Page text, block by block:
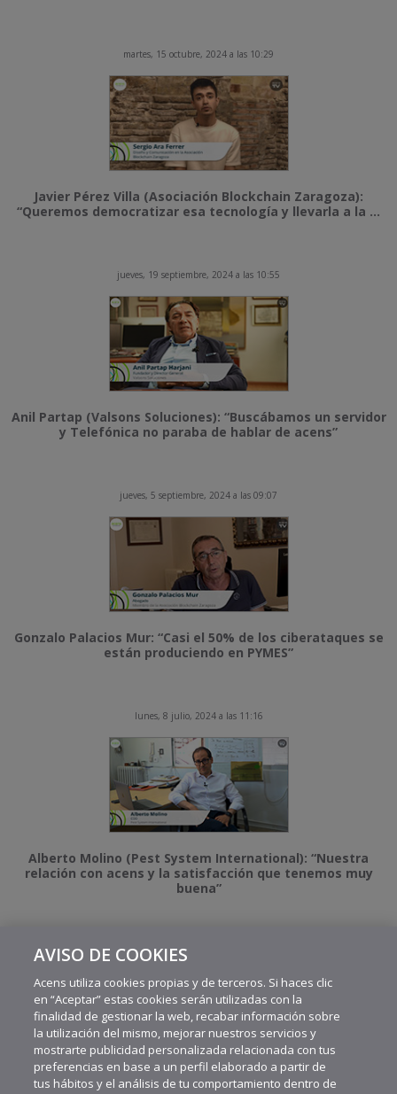
martes, 15 octubre, 2024 a las 10:29
Javier Pérez Villa (Asociación Blockchain Zaragoza):
“Queremos democratizar esa tecnología y llevarla a la ...
jueves, 19 septiembre, 2024 a las 10:55
Anil Partap (Valsons Soluciones): “Buscábamos un servidor
y Telefónica no paraba de hablar de acens”
jueves, 5 septiembre, 2024 a las 09:07
Gonzalo Palacios Mur: “Casi el 50% de los ciberataques se
están produciendo en PYMES”
lunes, 8 julio, 2024 a las 11:16
Alberto Molino (Pest System International): “Nuestra
relación con acens y la satisfacción que tenemos muy
buena”
MÁS VIDEOS RECIENTES
AVISO DE COOKIES
Acens utiliza cookies propias y de terceros. Si haces clic
en “Aceptar” estas cookies serán utilizadas con la
finalidad de gestionar la web, recabar información sobre
la utilización del mismo, mejorar nuestros servicios y
mostrarte publicidad personalizada relacionada con tus
preferencias en base a un perfil elaborado a partir de
tus hábitos y el análisis de tu comportamiento dentro de